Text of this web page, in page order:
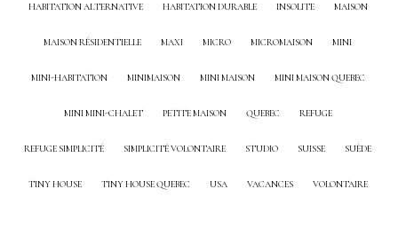
HABITATION ALTERNATIVE HABITATION DURABLE INSOLITE MAISON
MAISON RÉSIDENTIELLE MAXI MICRO MICROMAISON MINI
MINI-HABITATION MINIMAISON MINI MAISON MINI MAISON QUEBEC
MINI MINI-CHALET PETITE MAISON QUEBEC REFUGE
REFUGE SIMPLICITÉ SIMPLICITÉ VOLONTAIRE STUDIO SUISSE SUÈDE
TINY HOUSE TINY HOUSE QUEBEC USA VACANCES VOLONTAIRE